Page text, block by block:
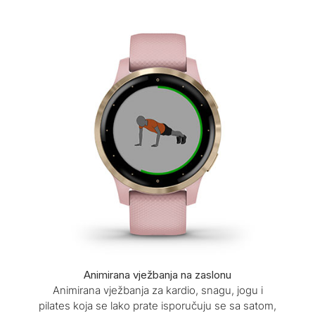
Animirana vježbanja na zaslonu
Animirana vježbanja za kardio, snagu, jogu i
pilates koja se lako prate isporučuju se sa satom,